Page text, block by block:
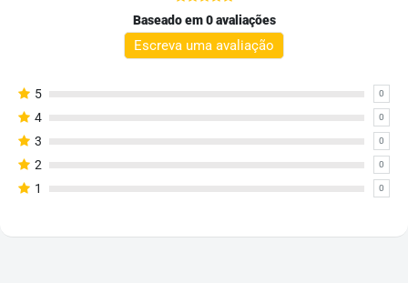
Baseado em 0 avaliações
Escreva uma avaliação
5 0
4 0
3 0
2 0
1 0